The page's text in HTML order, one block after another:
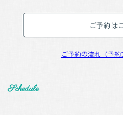
ご予約は
ご予約の流れ（予約
Schedule